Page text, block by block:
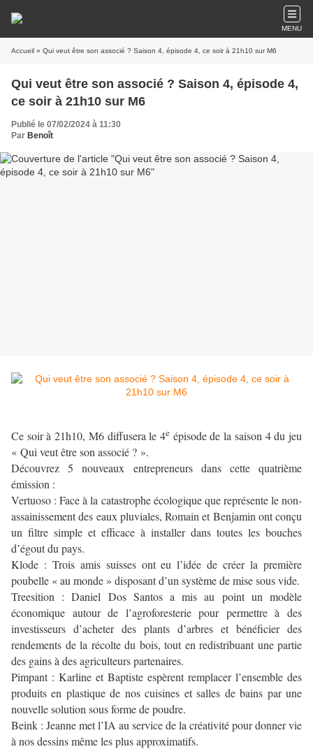
MENU
Accueil » Qui veut être son associé ? Saison 4, épisode 4, ce soir à 21h10 sur M6
Qui veut être son associé ? Saison 4, épisode 4,
ce soir à 21h10 sur M6
Publié le 07/02/2024 à 11:30
Par Benoît
Ce soir à 21h10, M6 diffusera le 4e épisode de la saison 4 du jeu
« Qui veut être son associé ? ».
Découvrez 5 nouveaux entrepreneurs dans cette quatrième
émission :
Vertuoso : Face à la catastrophe écologique que représente le non-
assainissement des eaux pluviales, Romain et Benjamin ont conçu
un filtre simple et efficace à installer dans toutes les bouches
d’égout du pays.
Klode : Trois amis suisses ont eu l’idée de créer la première
poubelle « au monde » disposant d’un système de mise sous vide.
Treesition : Daniel Dos Santos a mis au point un modèle
économique autour de l’agroforesterie pour permettre à des
investisseurs d’acheter des plants d’arbres et bénéficier des
rendements de la récolte du bois, tout en redistribuant une partie
des gains à des agriculteurs partenaires.
Pimpant : Karline et Baptiste espèrent remplacer l’ensemble des
produits en plastique de nos cuisines et salles de bains par une
nouvelle solution sous forme de poudre.
Beink : Jeanne met l’IA au service de la créativité pour donner vie
à nos dessins même les plus approximatifs.